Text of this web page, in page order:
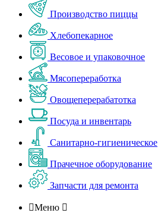
Производство пиццы
Хлебопекарное
Весовое и упаковочное
Мясопереработка
Овощеперерабатотка
Посуда и инвентарь
Санитарно-гигиеническое
Прачечное оборудование
Запчасти для ремонта
Меню 